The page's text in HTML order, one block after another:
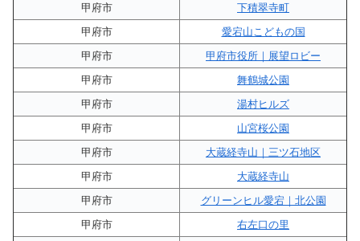
甲府市
下積翠寺町
甲府市
愛宕山こどもの国
甲府市
甲府市役所｜展望ロビー
甲府市
舞鶴城公園
甲府市
湯村ヒルズ
甲府市
山宮桜公園
甲府市
大蔵経寺山｜三ツ石地区
甲府市
大蔵経寺山
甲府市
グリーンヒル愛宕｜北公園
甲府市
右左口の里